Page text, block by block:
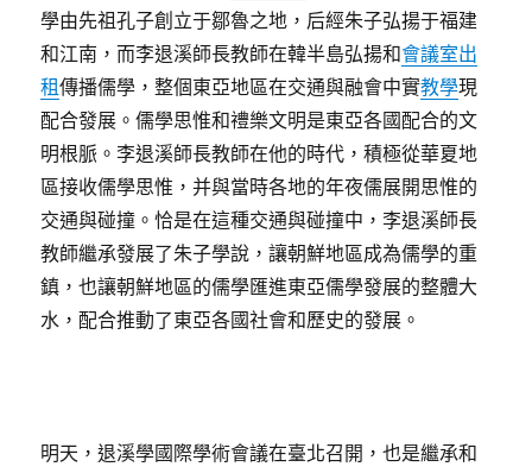
學由先祖孔子創立于鄒魯之地，后經朱子弘揚于福建
和江南，而李退溪師長教師在韓半島弘揚和會議室出
租傳播儒學，整個東亞地區在交通與融會中實教學現
配合發展。儒學思惟和禮樂文明是東亞各國配合的文
明根脈。李退溪師長教師在他的時代，積極從華夏地
區接收儒學思惟，并與當時各地的年夜儒展開思惟的
交通與碰撞。恰是在這種交通與碰撞中，李退溪師長
教師繼承發展了朱子學說，讓朝鮮地區成為儒學的重
鎮，也讓朝鮮地區的儒學匯進東亞儒學發展的整體大
水，配合推動了東亞各國社會和歷史的發展。
明天，退溪學國際學術會議在臺北召開，也是繼承和